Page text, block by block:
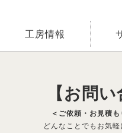
工房情報
【お問い
＜ご依頼・お見積
どんなことでもお気軽